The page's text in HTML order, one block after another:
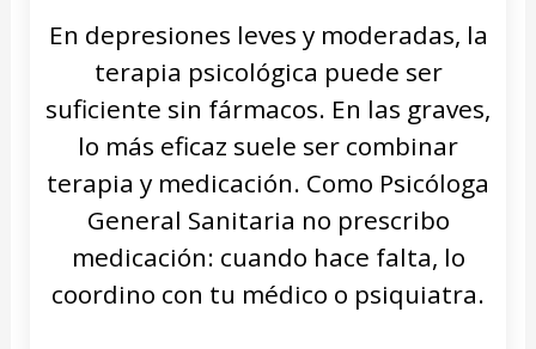
En depresiones leves y moderadas, la
terapia psicológica puede ser
suficiente sin fármacos. En las graves,
lo más eficaz suele ser combinar
terapia y medicación. Como Psicóloga
General Sanitaria no prescribo
medicación: cuando hace falta, lo
coordino con tu médico o psiquiatra.